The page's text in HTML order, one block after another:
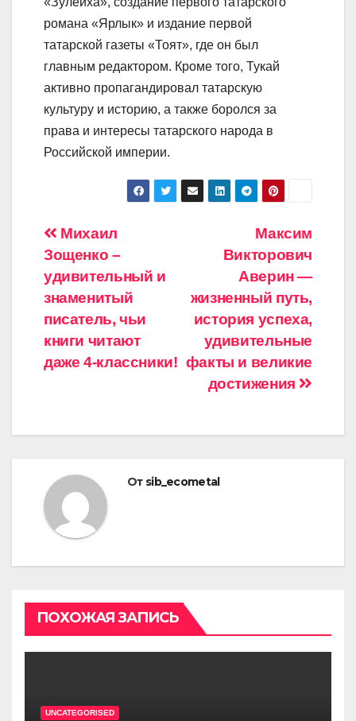
романа «Ярлык» и издание первой
татарской газеты «Тоят», где он был
главным редактором. Кроме того, Тукай
активно пропагандировал татарскую
культуру и историю, а также боролся за
права и интересы татарского народа в
Российской империи.
Навигация
по
записям
Максим
Викторович
Аверин —
жизненный путь,
история успеха,
удивительные
факты и великие
достижения
Михаил
Зощенко –
удивительный и
знаменитый
писатель, чьи
книги читают
даже 4-классники!
От sib_ecometal
ПОХОЖАЯ ЗАПИСЬ
UNCATEGORISED